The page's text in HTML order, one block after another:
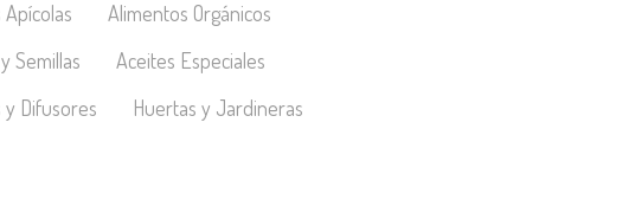
Alimentos Orgánicos
Semillas
Aceites Especiales
y Difusores
Huertas y Jardineras